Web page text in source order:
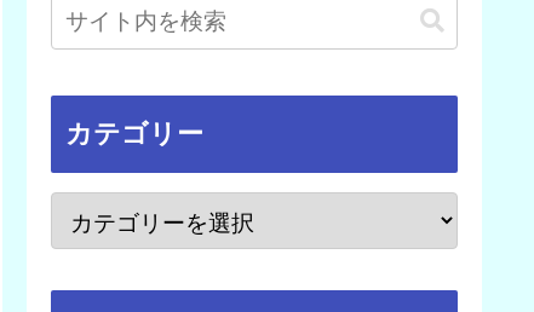
カテゴリー